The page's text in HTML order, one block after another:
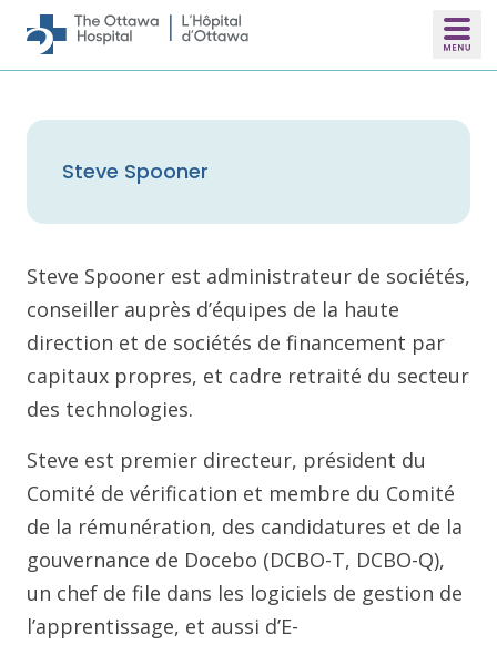
Skip to main content
Steve Spooner
Steve Spooner est administrateur de sociétés,
conseiller auprès d’équipes de la haute
direction et de sociétés de financement par
capitaux propres, et cadre retraité du secteur
des technologies.
Steve est premier directeur, président du
Comité de vérification et membre du Comité
de la rémunération, des candidatures et de la
gouvernance de Docebo (DCBO-T, DCBO-Q),
un chef de file dans les logiciels de gestion de
l’apprentissage, et aussi d’E-